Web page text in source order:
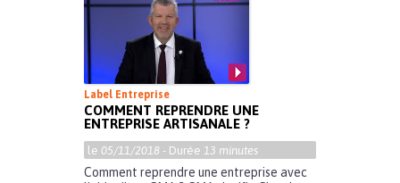
Label Entreprise
COMMENT REPRENDRE UNE
ENTREPRISE ARTISANALE ?
le 05/11/2018 - Durée 13 minutes
Comment reprendre une entreprise avec